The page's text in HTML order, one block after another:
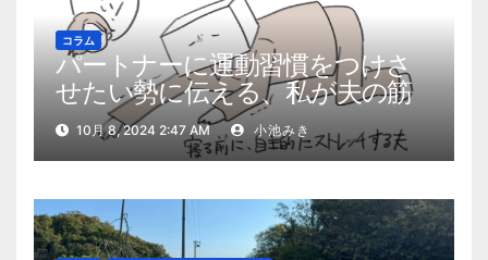
コラム
パートナーに運動習慣をつけさ
せたい勢に伝える、私が夫の筋
肉量を2kg増やした5ステップ
10月 8, 2024 2:47 AM 小池みき